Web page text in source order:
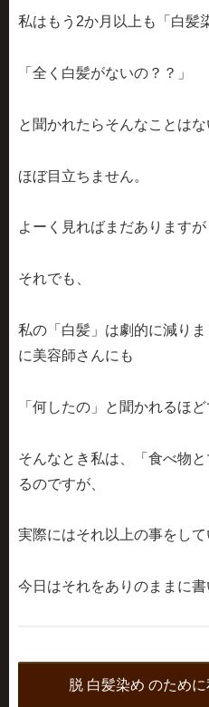
私はもう2か月以上も「白髪
「全く白髪がないの？？」
と聞かれたらそんなことはな
ほぼ目立ちません。
よーく見ればまだありますが
それでも、
私の「白髪」は劇的に減りま
に美容師さんにも
「何したの」と聞かれるほど
そんなとき私は、「食べ物
るのですが、
実際にはそれ以上の事をして
今日はそれをありのままに書
脱 白髪染め のため